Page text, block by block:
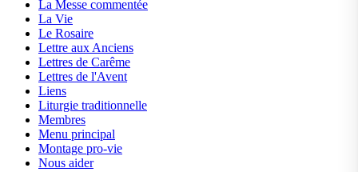
La Messe commentée
La Vie
Le Rosaire
Lettre aux Anciens
Lettres de Carême
Lettres de l'Avent
Liens
Liturgie traditionnelle
Membres
Menu principal
Montage pro-vie
Nous aider